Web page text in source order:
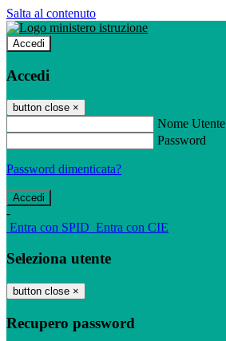
Salta al contenuto
Accedi
Accedi
button close ×
Nome Utente
Password
Password dimenticata?
-
Entra con SPID Entra con CIE
Seleziona utente
button close ×
Recupero password